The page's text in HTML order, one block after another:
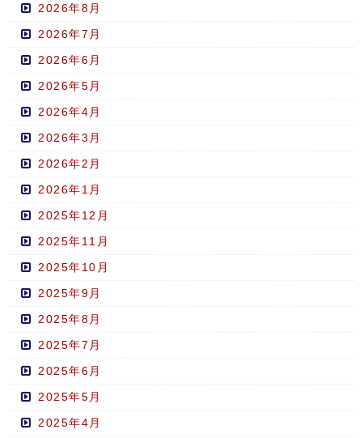
2026年8月
2026年7月
2026年6月
2026年5月
2026年4月
2026年3月
2026年2月
2026年1月
2025年12月
2025年11月
2025年10月
2025年9月
2025年8月
2025年7月
2025年6月
2025年5月
2025年4月